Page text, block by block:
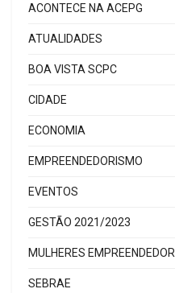
ACONTECE NA ACEPG
ATUALIDADES
BOA VISTA SCPC
CIDADE
ECONOMIA
EMPREENDEDORISMO
EVENTOS
GESTÃO 2021/2023
MULHERES
SEBRAE